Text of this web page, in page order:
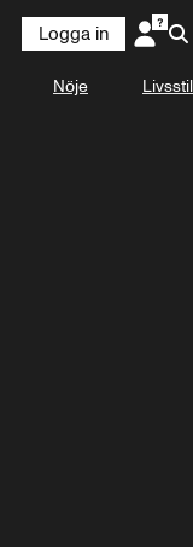
Logga in
Nöje Livsstil